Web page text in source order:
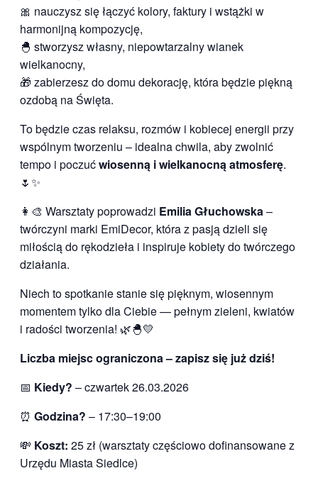
🎀 nauczysz się łączyć kolory, faktury i wstążki w
harmonijną kompozycję,
🐣 stworzysz własny, niepowtarzalny wianek
wielkanocny,
🎁 zabierzesz do domu dekorację, która będzie piękną
ozdobą na Święta.
To będzie czas relaksu, rozmów i kobiecej energii przy
wspólnym tworzeniu – idealna chwila, aby zwolnić
tempo i poczućwiosenną i wielkanocną atmosferę.
🌷✨
👩‍🎨 Warsztaty poprowadzi Emilia Głuchowska–
twórczyni marki EmiDecor, która z pasją dzieli się
miłością do rękodzieła i inspiruje kobiety do twórczego
działania.
Niech to spotkanie stanie się pięknym, wiosennym
momentem tylko dla Ciebie — pełnym zieleni, kwiatów
i radości tworzenia! 🌿🐣💛
Liczba miejsc ograniczona – zapisz się już dziś!
📅 Kiedy? – czwartek 26.03.2026
⏰ Godzina? – 17:30–19:00
💸 Koszt: 25 zł (warsztaty częściowo dofinansowane z
Urzędu Miasta Siedlce)